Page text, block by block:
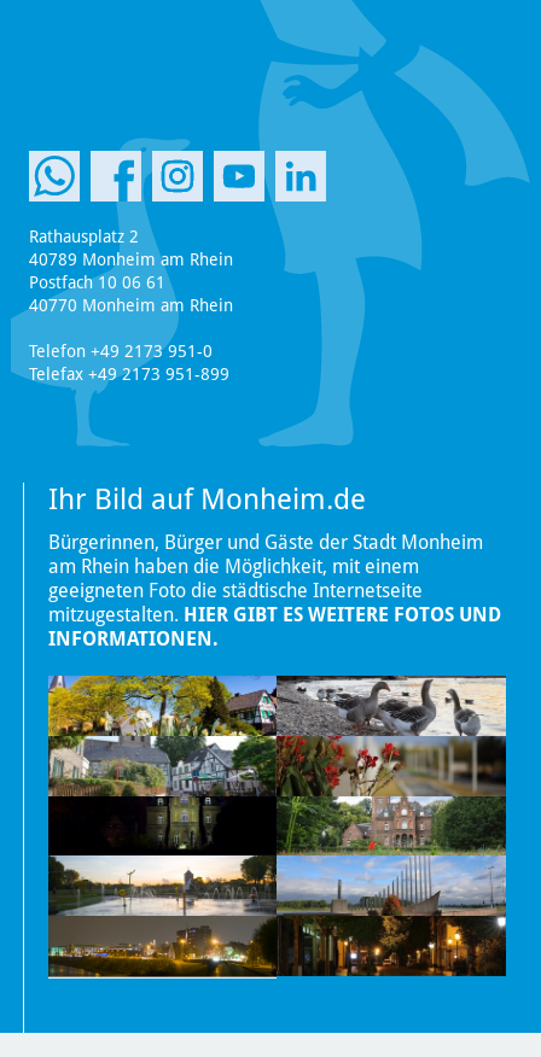
Rathausplatz 2
40789 Monheim am Rhein
Postfach 10 06 61
40770 Monheim am Rhein
Telefon +49 2173 951-0
Telefax +49 2173 951-899
Ihr Bild auf Monheim.de
Bürgerinnen, Bürger und Gäste der Stadt Monheim
am Rhein haben die Möglichkeit, mit einem
geeigneten Foto die städtische Internetseite
mitzugestalten. HIER GIBT ES WEITERE FOTOS UND
INFORMATIONEN.